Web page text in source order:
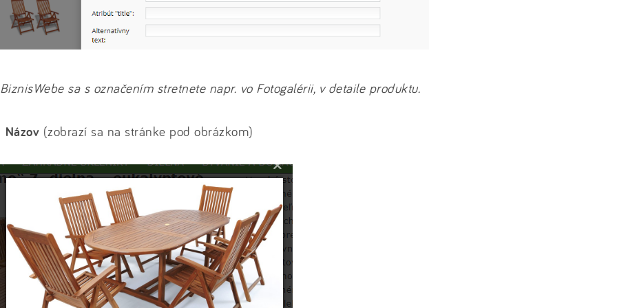
sa s označením stretnete napr. vo Fotogalérii, v detaile produktu.
Názov (zobrazí sa na stránke pod obrázkom)